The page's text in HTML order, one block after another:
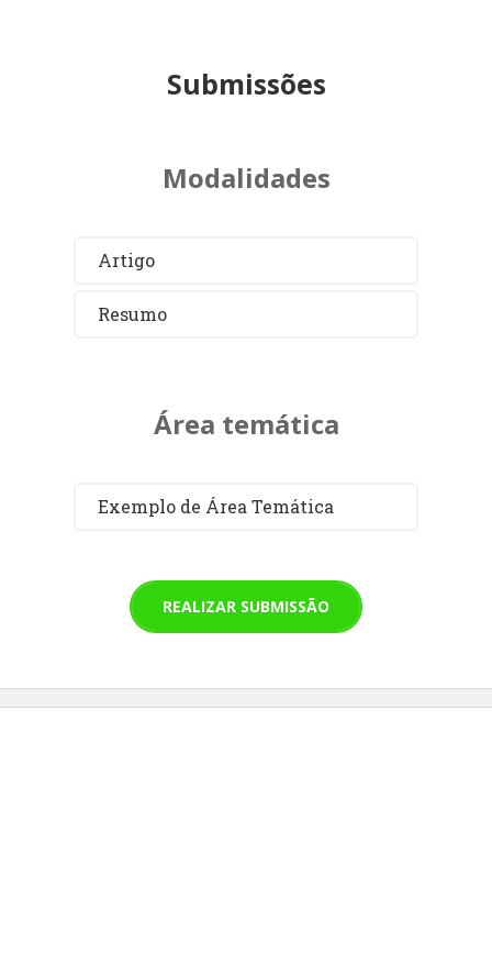
Submissões
Modalidades
Artigo
Resumo
Área temática
Exemplo de Área Temática
REALIZAR SUBMISSÃO